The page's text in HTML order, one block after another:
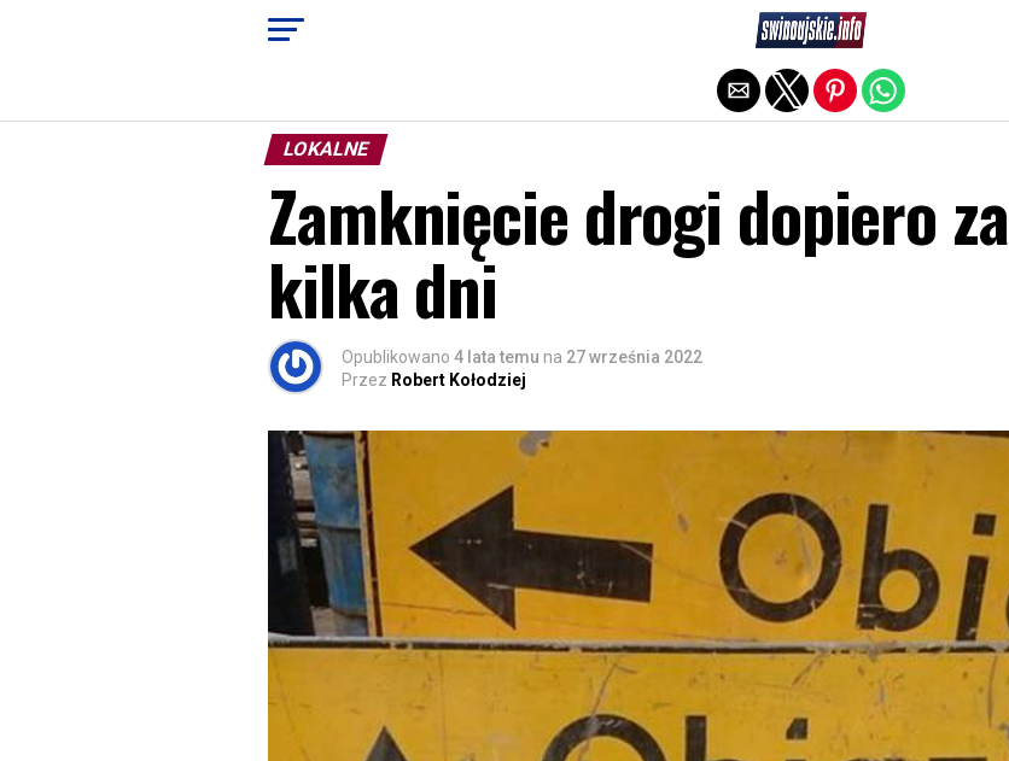
LOKALNE
Zamknięcie drogi dopiero za
kilka dni
Opublikowano 4 lata temu na 27 września 2022
Przez Robert Kołodziej
Exit mobile version